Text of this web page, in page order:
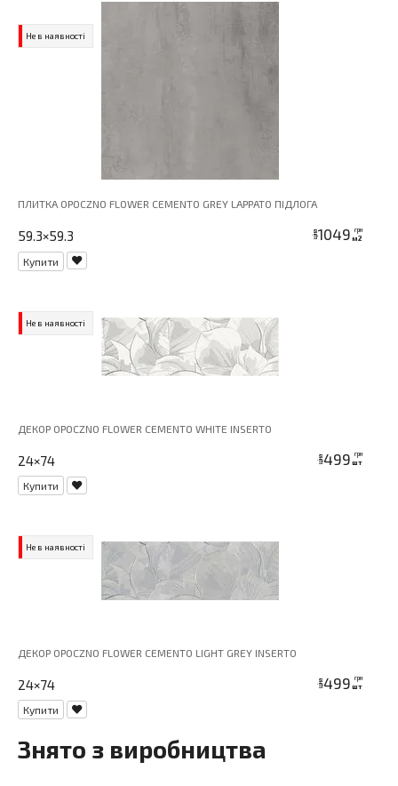
Не в наявності
ПЛИТКА OPOCZNO FLOWER CEMENTO GREY LAPPATO ПІДЛОГА
59.3×59.3 ціна1049 грн
м2
Купити
Не в наявності
ДЕКОР OPOCZNO FLOWER CEMENTO WHITE INSERTO
24×74 ціна499 грн
шт
Купити
Не в наявності
ДЕКОР OPOCZNO FLOWER CEMENTO LIGHT GREY INSERTO
24×74 ціна499 грн
шт
Купити
Знято з виробництва